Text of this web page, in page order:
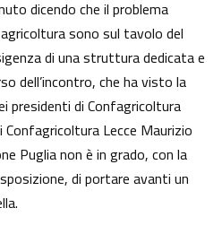
dicendo che il problema
sono sul tavolo del
di una struttura dedicata e
dell’incontro, che ha visto la
presidenti di Confagricoltura
Lecce Maurizio
Puglia non è in grado, con la
di portare avanti un